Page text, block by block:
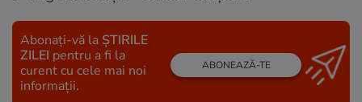
Abonați-vă la ȘTIRILE
ZILEI pentru a fi la
curent cu cele mai noi
informații.
ABONEAZĂ-TE